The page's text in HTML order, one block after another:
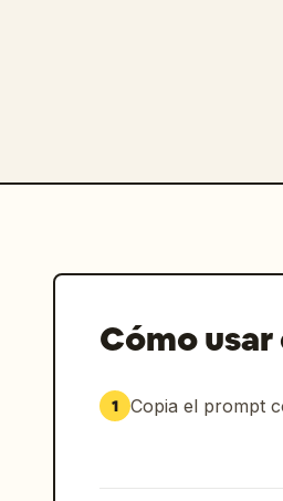
Cómo
1 Copia el prompt